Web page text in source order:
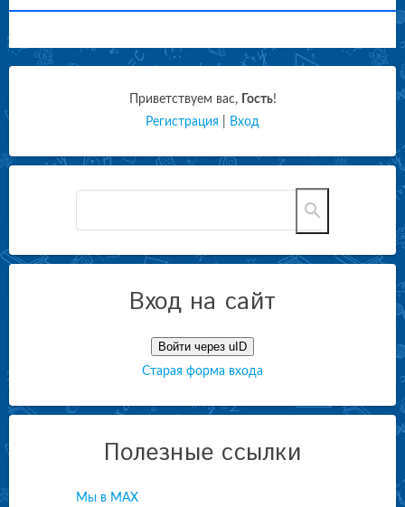
Приветствуем вас, Гость!
Регистрация
Вход
Вход на сайт
Войти через uID
Старая форма входа
Полезные ссылки
Мы в МАХ